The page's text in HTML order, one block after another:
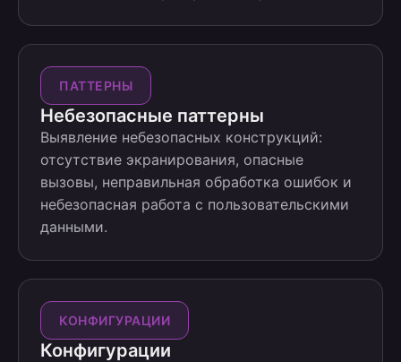
ПАТТЕРНЫ
Небезопасные паттерны
Выявление небезопасных конструкций:
отсутствие экранирования, опасные
вызовы, неправильная обработка ошибок и
небезопасная работа с пользовательскими
данными.
КОНФИГУРАЦИИ
Конфигурации